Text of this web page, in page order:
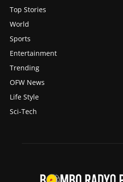
Top Stories
World
Sports
Entertainment
Trending
OFW News
Life Style
Sci-Tech